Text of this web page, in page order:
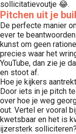
sollicitatievoutje 😂.
Pitchen uit je
De perfecte manier
ever te
kunst om geen
precies waar het
YouTube, dan zie je
en stoot af.
Hoe je kijkers
Door iets in je pitch
over hoe je weg
out. Vertel er vooral
kwetsbaar en het is
ijzersterk